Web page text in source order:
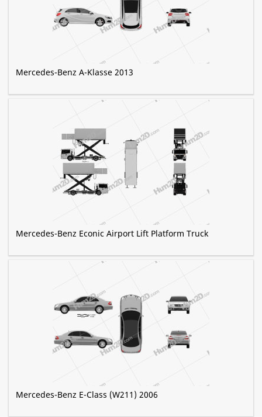
Mercedes-Benz A-Klasse 2013
Mercedes-Benz Econic Airport Lift Platform Truck
Mercedes-Benz E-Class (W211) 2006